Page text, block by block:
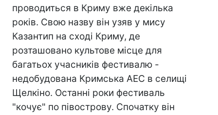
проводиться в Криму вже декілька
років. Свою назву він узяв у мису
Казантип на сході Криму, де
розташовано культове місце для
багатьох учасників фестивалю -
недобудована Кримська АЕС в селищі
Щелкіно. Останні роки фестиваль
"кочує" по півострову. Спочатку він